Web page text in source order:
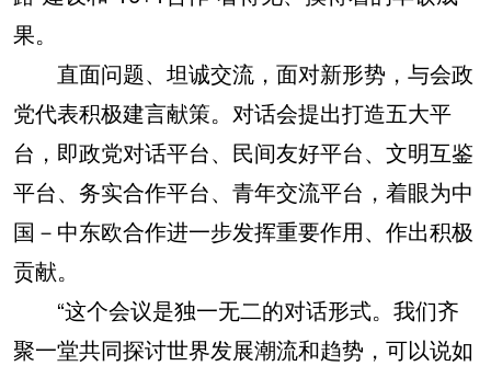
果。
直面问题、坦诚交流，面对新形势，与会政
党代表积极建言献策。对话会提出打造五大平
台，即政党对话平台、民间友好平台、文明互鉴
平台、务实合作平台、青年交流平台，着眼为中
国－中东欧合作进一步发挥重要作用、作出积极
贡献。
“这个会议是独一无二的对话形式。我们齐
聚一堂共同探讨世界发展潮流和趋势，可以说如